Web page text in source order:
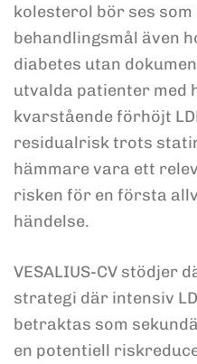
kolesterol bör ses
behandlingsmål även
diabetes utan
utvalda patienter med
kvarstående förhöjt
residualrisk trots
hämmare vara ett
risken för en första
händelse.
VESALIUS-CV stödjer
strategi där intensiv
betraktas som
en potentiell